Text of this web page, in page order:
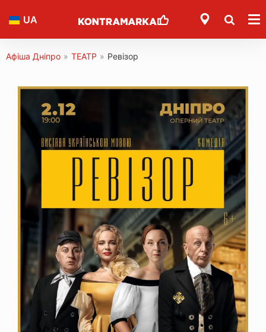
UA
Афіша Дніпро » ТЕАТР » Ревізор